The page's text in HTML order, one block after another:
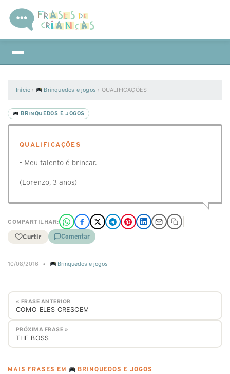
Início › Brinquedos e jogos › QUALIFICAÇÕES
BRINQUEDOS E JOGOS
QUALIFICAÇÕES
- Meu talento é brincar.
(Lorenzo, 3 anos)
COMPARTILHAR:
Curtir Comentar
10/08/2016 • Brinquedos e jogos
« FRASE ANTERIOR
COMO ELES CRESCEM
PRÓXIMA FRASE »
THE BOSS
MAIS FRASES EM BRINQUEDOS E JOGOS